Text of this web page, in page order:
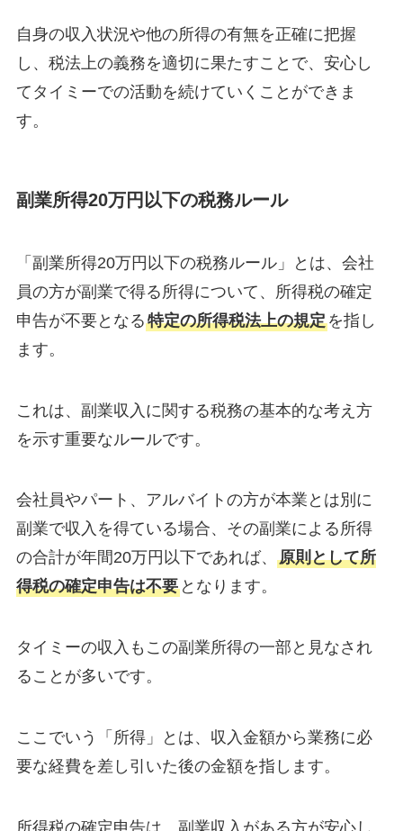
自身の収入状況や他の所得の有無を正確に把握
し、税法上の義務を適切に果たすことで、安心し
てタイミーでの活動を続けていくことができま
す。
副業所得20万円以下の税務ルール
「副業所得20万円以下の税務ルール」とは、会社
員の方が副業で得る所得について、所得税の確定
申告が不要となる特定の所得税法上の規定を指し
ます。
これは、副業収入に関する税務の基本的な考え方
を示す重要なルールです。
会社員やパート、アルバイトの方が本業とは別に
副業で収入を得ている場合、その副業による所得
の合計が年間20万円以下であれば、 原則として所
得税の確定申告は不要となります。
タイミーの収入もこの副業所得の一部と見なされ
ることが多いです。
ここでいう「所得」とは、収入金額から業務に必
要な経費を差し引いた後の金額を指します。
所得税の確定申告は、副業収入がある方が安心し